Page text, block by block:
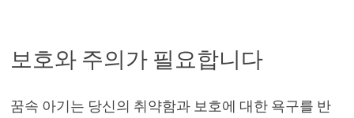
보호와 주의가 필요합니다
꿈속 아기는 당신의 취약함과 보호에 대한 욕구를 반